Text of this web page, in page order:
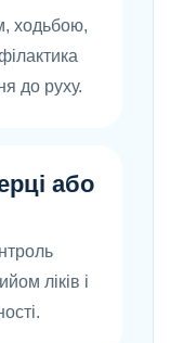
ходьбою,
до руху.
або
ліків і